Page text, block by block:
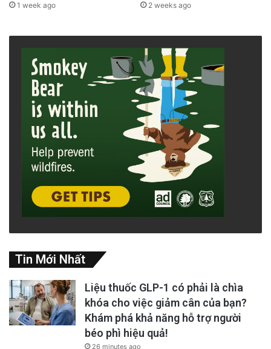
1 week ago 2 weeks ago
Tin Mới Nhất
Liệu thuốc GLP-1 có phải là chìa
khóa cho việc giảm cân của bạn?
Khám phá khả năng hỗ trợ người
béo phì hiệu quả!
26 minutes ago